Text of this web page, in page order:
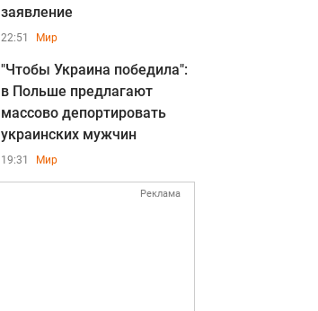
заявление
22:51 Мир
"Чтобы Украина победила":
в Польше предлагают
массово депортировать
украинских мужчин
19:31 Мир
Реклама